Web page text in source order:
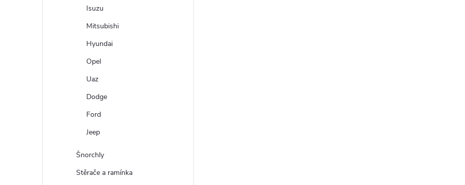
Isuzu
Mitsubishi
Hyundai
Opel
Uaz
Dodge
Ford
Jeep
Šnorchly
Stěrače a ramínka